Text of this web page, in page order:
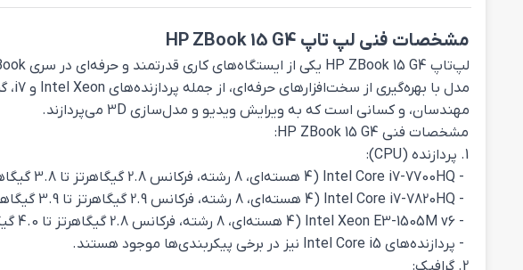
مشخصات فنی لپ تاپ HP ZBook 15 G4
مهندسان، و کسانی است که به ویرایش ویدیو و مدل‌سازی 3D می‌پردازند.
مشخصات فنی HP ZBook 15 G4:
- Intel Core i7-7700HQ (4 هسته‌ای، 8 رشته، فرکانس 2.8 گیگاهرتز تا 3.8 گیگاهرتز)
- Intel Core i7-7820HQ (4 هسته‌ای، 8 رشته، فرکانس 2.9 گیگاهرتز تا 3.9 گیگاهرتز)
- Intel Xeon E3-1505M v6 (4 هسته‌ای، 8 رشته، فرکانس 2.8 گیگاهرتز تا 4.0 گیگاهرتز) (برای مدل‌های حرفه‌ای‌تر)
- پردازنده‌های Intel Core i5 نیز در برخی پیکربندی‌ها موجود هستند.